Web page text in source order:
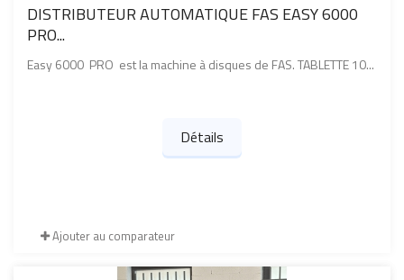
DISTRIBUTEUR AUTOMATIQUE FAS EASY 6000
PRO...
Easy 6000 PRO est la machine à disques de FAS. TABLETTE 10...
Détails
Ajouter au comparateur